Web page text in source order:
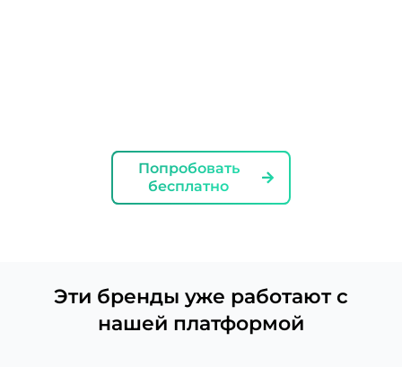
Попробовать
бесплатно
Эти бренды уже работают с
нашей платформой